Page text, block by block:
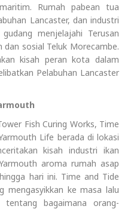
Rumah pabean tua
Lancaster, dan industri
menjelajahi Terusan
sosial Teluk Morecambe.
kisah peran kota dalam
Pelabuhan Lancaster
Fish Curing Works, Time
Life berada di lokasi
kisah industri ikan
aroma rumah asap
hari ini. Time and Tide
mengasyikkan ke masa lalu
tentang bagaimana orang-